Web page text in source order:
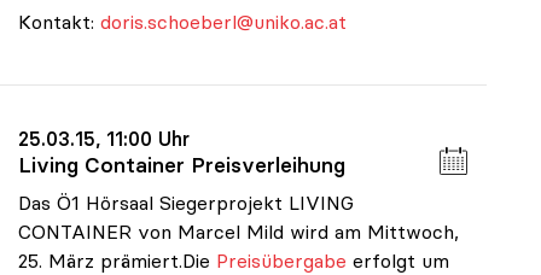
Kontakt: doris.schoeberl@uniko.ac.at
25.03.15, 11:00 Uhr
Living Container Preisverleihung
Das Ö1 Hörsaal Siegerprojekt LIVING
CONTAINER von Marcel Mild wird am Mittwoch,
25. März prämiert.Die Preisübergabe erfolgt um